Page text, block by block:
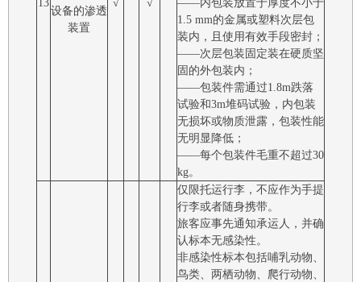
13
设备的渗透
装置
√ √
――内包装放置于厚度不小于
1.5 mm的金属或塑料次层包
装内，且使用有效手段密封；
――次层包装固定装在硬质坚
固的外包装内；
――包装件需通过1.8m跌落
试验和3m堆码试验，内包装
无损坏或物质泄露，包装性能
无明显降低；
――每个包装件毛重不超过30
kg。
仅限托运行李，不应作为手提
行李或者随身携带。
旅客应事先通知承运人，并确
认标本无感染性。
非感染性标本包括哺乳动物、
鸟类、两栖动物、爬行动物、